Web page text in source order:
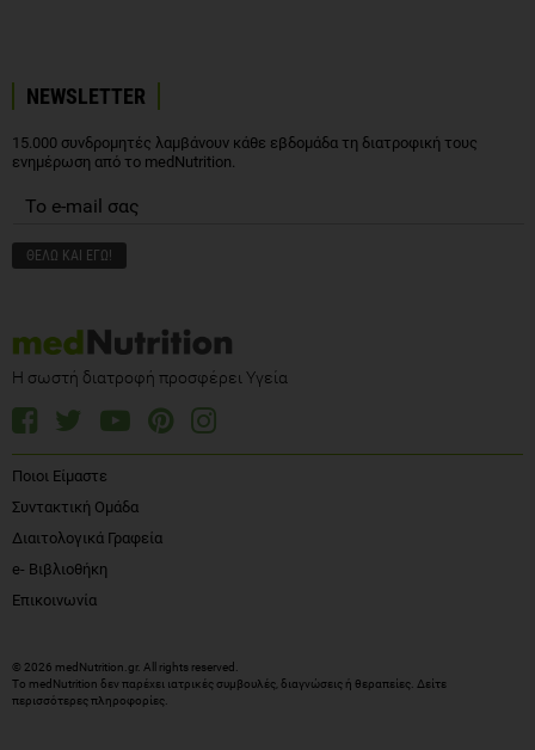
NEWSLETTER
15.000 συνδρομητές λαμβάνουν κάθε εβδομάδα τη διατροφική τους
ενημέρωση από το medNutrition.
Η σωστή διατροφή προσφέρει Υγεία
Ποιοι Είμαστε
Συντακτική Ομάδα
Διαιτολογικά Γραφεία
e- Βιβλιοθήκη
Επικοινωνία
© 2026 medNutrition.gr. All rights reserved.
Το medNutrition δεν παρέχει ιατρικές συμβουλές, διαγνώσεις ή θεραπείες. Δείτε
περισσότερες πληροφορίες.